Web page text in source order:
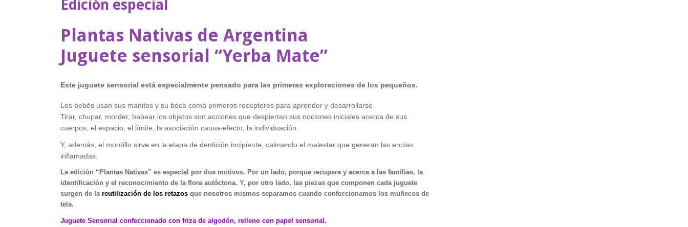
Edición especial
Plantas Nativas de Argentina
Juguete sensorial “Yerba Mate”
Este juguete sensorial está especialmente pensado para las primeras exploraciones de los pequeños.
Los bebés usan sus manitos y su boca como primeros receptores para aprender y desarrollarse.
Tirar, chupar, morder, babear los objetos son acciones que despiertan sus nociones iniciales acerca de sus
cuerpos, el espacio, el límite, la asociación causa-efecto, la individuación.
Y, además, el mordillo sirve en la etapa de dentición incipiente, calmando el malestar que generan las encías
inflamadas.
La edición “Plantas Nativas” es especial por dos motivos. Por un lado, porque recupera y acerca a las familias, la
identificación y el reconocimiento de la flora autóctona. Y, por otro lado, las piezas que componen cada juguete
surgen de la reutilización de los retazos que nosotros mismos separamos cuando confeccionamos los muñecos de
tela.
Juguete Sensorial confeccionado con friza de algodón, relleno con papel sensorial.